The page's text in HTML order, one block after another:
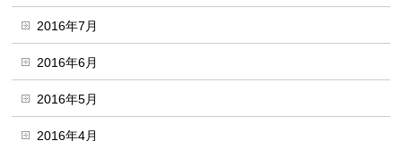
2016年7月
2016年6月
2016年5月
2016年4月